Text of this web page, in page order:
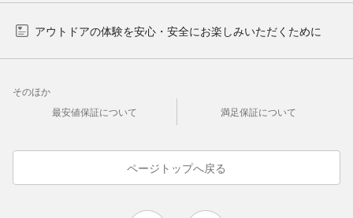
アウトドアの体験を安心・安全にお楽しみいただくために
そのほか
最安値保証について
満足保証について
ページトップへ戻る